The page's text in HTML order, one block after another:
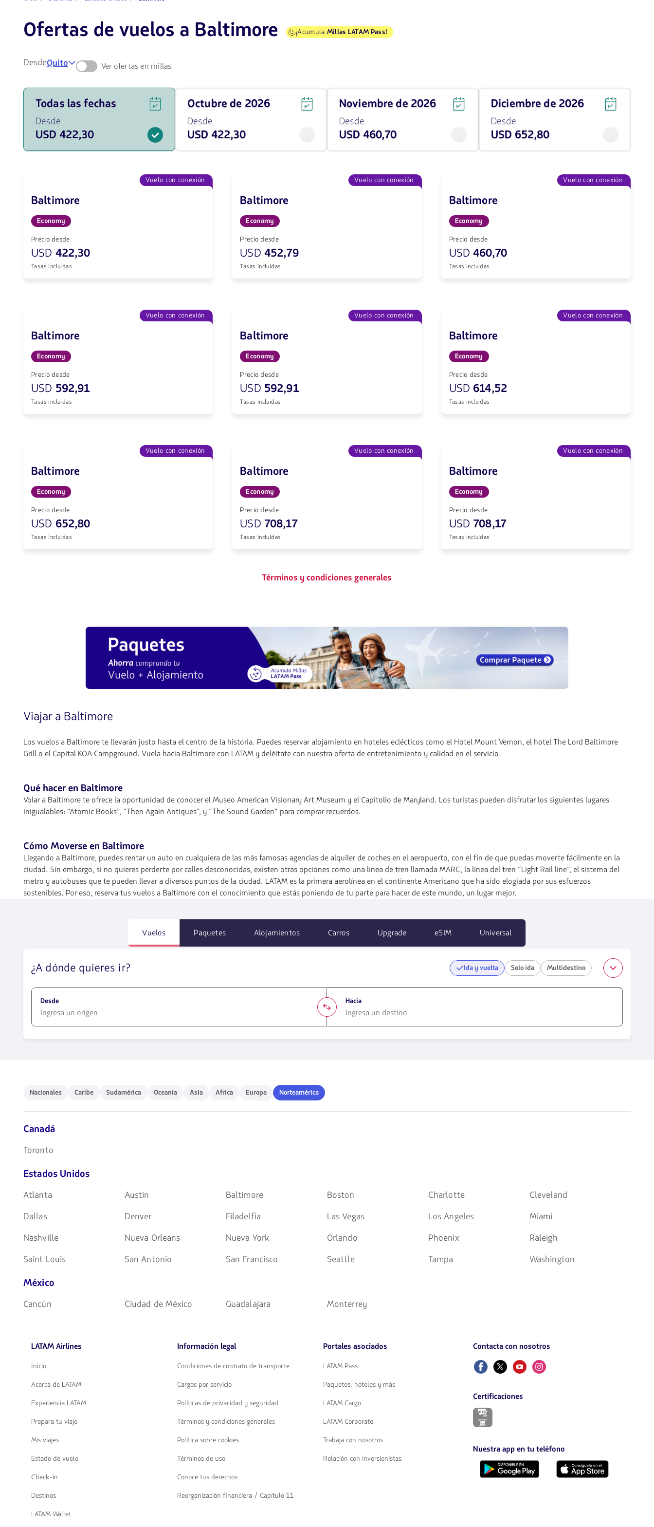
Ofertas de vuelos a Baltimore ¡Acumula Millas LATAM Pass!
DesdeQuito Ver ofertas en millas
Ver
ofertas
de
vuelos
para
las
Todas las fechas
Desde
USD 422,30
Viaja
en
octubre
de
2026
422.3
octubre de 2026
Desde
USD 422,30
Viaja
en
noviembre
de
2026
460.7
noviembre de 2026
Desde
USD 460,70
Viaja
en
diciembre
de
2026
652.8
diciembre de 2026
Desde
USD 652,80
Vuelo con conexión
Baltimore
Economy
Precio desde
USD 422,30
Tasas incluidas
Vuelo con conexión
Baltimore
Economy
Precio desde
USD 452,79
Tasas incluidas
Vuelo con conexión
Baltimore
Economy
Precio desde
USD460,70
Tasas incluidas
Vuelo con conexión
Baltimore
Economy
Precio desde
USD 592,91
Tasas incluidas
Vuelo con conexión
Baltimore
Economy
Precio desde
USD 592,91
Tasas incluidas
Vuelo con conexión
Baltimore
Economy
Precio desde
USD 614,52
Tasas incluidas
Vuelo con conexión
Baltimore
Economy
Precio desde
USD 652,80
Tasas incluidas
Vuelo con conexión
Baltimore
Economy
Precio desde
USD 708,17
Tasas incluidas
Vuelo con conexión
Baltimore
Economy
Precio desde
USD 708,17
Tasas incluidas
Términos y condiciones generales
Viajar a Baltimore
Los vuelos a Baltimore te llevarán justo hasta el centro de la historia. Puedes reservar alojamiento en hoteles eclécticos como el Hotel Mount Vernon, el hotel The Lord Baltimore
Grill o el Capital KOA Campground. Vuela hacia Baltimore con LATAM y deléitate con nuestra oferta de entretenimiento y calidad en el servicio.
Qué hacer en Baltimore
Volar a Baltimore te ofrece la oportunidad de conocer el Museo American Visionary Art Museum y el Capitolio de Maryland. Los turistas pueden disfrutar los siguientes lugares
inigualables: “Atomic Books”, “Then Again Antiques”, y “The Sound Garden” para comprar recuerdos.
Cómo Moverse en Baltimore
Llegando a Baltimore, puedes rentar un auto en cualquiera de las más famosas agencias de alquiler de coches en el aeropuerto, con el fin de que puedas moverte fácilmente en la
ciudad. Sin embargo, si no quieres perderte por calles desconocidas, existen otras opciones como una línea de tren llamada MARC, la línea del tren “Light Rail line”, el sistema del
metro y autobuses que te pueden llevar a diversos puntos de la ciudad. LATAM es la primera aerolínea en el continente Americano que ha sido elogiada por sus esfuerzos
sostenibles. Por eso, reserva tus vuelos a Baltimore con el conocimiento que estás poniendo de tu parte para hacer de este mundo, un lugar mejor.
Vuelos Paquetes Alojamientos Carros Upgrade eSIM Universal
¿A dónde quieres ir? Ida y vuelta Solo ida Multidestino
Desde
de
para
Hacia
para
Nacionales
Nacionales Caribe
Caribe Sudamérica
Sudamérica Oceanía
Oceanía Asia
Asia Africa
Africa Europa
Europa Norteamérica
Norteamérica
Canadá
Toronto
Estados Unidos
Atlanta Austin Baltimore Boston Charlotte
Cleveland
Dallas
Denver Filadelfia Las Vegas Los Angeles
Miami
Nashville
Nueva Orleans Nueva York Orlando Phoenix
Raleigh
Saint Louis
San Antonio San Francisco Seattle Tampa Washington
México
Cancún Ciudad de México Guadalajara Monterrey
LATAM Airlines
Inicio
Acerca de LATAM
Experiencia LATAM
Prepara tu viaje
Mis viajes
Estado de vuelo
Check-in
Destinos
LATAM Wallet
Información legal
Condiciones de contrato de transporte
Cargos por servicio
Políticas de privacidad y seguridad
Términos y condiciones generales
Política sobre cookies
Términos de uso
Conoce tus derechos
Reorganización financiera / Capítulo 11
Portales asociados
LATAM Pass
Paquetes, hoteles y más
LATAM Cargo
LATAM Corporate
Trabaja con nosotros
Relación con inversionistas
Contacta con nosotros
FacebookTwitterYoutubeInstagram
Certificaciones
El
en
nueva
pestaña.
Nuestra app en tu teléfono
Descárgala
desde
Descárgala
desde